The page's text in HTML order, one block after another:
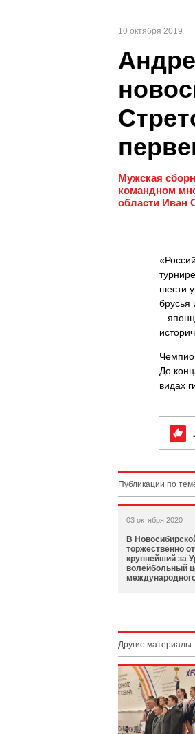
10 октября 2019
Мужская
командном
области Иван
шести
брусья
–
До
видах
Публикации по
03 октября 2020
В
торжественно
крупнейший за
волейбольный
Другие материалы